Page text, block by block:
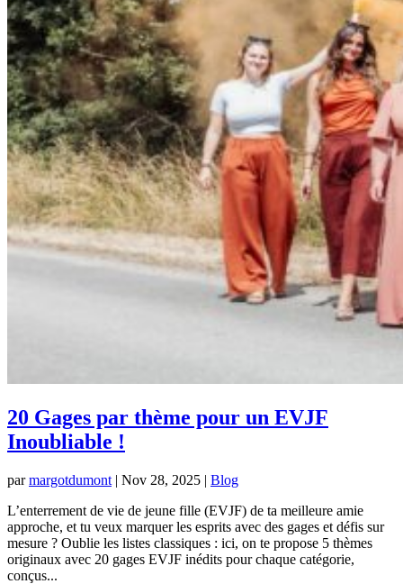
20 Gages par thème pour un EVJF
Inoubliable !
parmargotdumont | Nov 28, 2025 | Blog
L’enterrement de vie de jeune fille (EVJF) de ta meilleure amie
approche, et tu veux marquer les esprits avec des gages et défis sur
mesure ? Oublie les listes classiques : ici, on te propose 5 thèmes
originaux avec 20 gages EVJF inédits pour chaque catégorie,
conçus...